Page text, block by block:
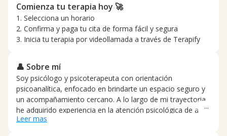
Comienza tu terapia hoy 🚀
1. Selecciona un horario
2. Confirma y paga tu cita de forma fácil y segura
3. Inicia tu terapia por videollamada a través de Terapify
👤 Sobre mí
Soy psicólogo y psicoterapeuta con orientación
psicoanalítica, enfocado en brindarte un espacio seguro y
un acompañamiento cercano. A lo largo de mi trayectoria,
he adquirido experiencia en la atención psicológica de a
adultos y jóvenes, adaptándome a tus necesidades a
Leer mas